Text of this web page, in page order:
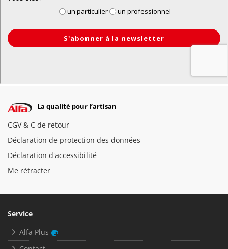
La qualité pour l’artisan
CGV & C de retour
Déclaration de protection des données
Déclaration d'accessibilité
Me rétracter
Service
Alfa Plus